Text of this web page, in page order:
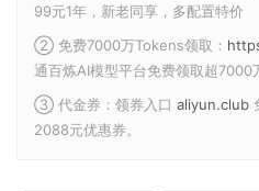
99元1年，新老同享，多配置特价
② 免费7000万Tokens领取：
通百炼AI模型平台免费领取超7000
③ 代金券：领券入口 aliyun.club
2088元优惠券。